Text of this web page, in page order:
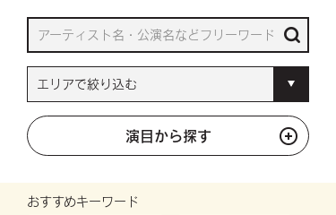
演目から探す
おすすめキーワード